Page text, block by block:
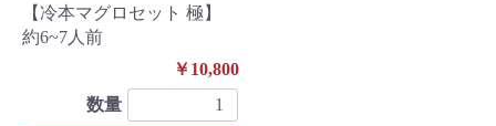
【冷本マグロセット 極】
約6~7人前
￥10,800
数量